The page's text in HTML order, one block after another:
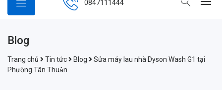
0847111444
Blog
Trang chủ Tin tức Blog
Sửa máy lau nhà Dyson Wash G1 tại
Phường Tân Thuận